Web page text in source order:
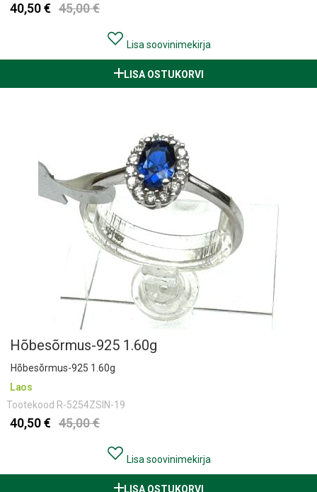
40,50 € 45,00 €
Lisa soovinimekirja
LISA OSTUKORVI
Hõbesõrmus-925 1.60g
Hõbesõrmus-925 1.60g
Laos
Tootekood R-5254ZSIN-19
40,50 € 45,00 €
Lisa soovinimekirja
LISA OSTUKORVI